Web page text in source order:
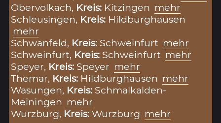
Obervolkach, Kreis: Kitzingen mehr
Schleusingen, Kreis: Hildburghausen
mehr
Schwanfeld, Kreis: Schweinfurt mehr
Schweinfurt, Kreis: Schweinfurt mehr
Speyer, Kreis: Speyer mehr
Themar, Kreis: Hildburghausen mehr
Wasungen, Kreis: Schmalkalden-
Meiningen mehr
Würzburg, Kreis:Würzburg mehr